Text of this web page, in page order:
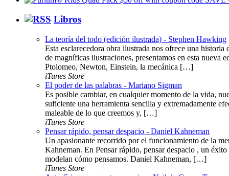
Libros
La teoría del todo (edición ilustrada) - Stephen Hawking
Esta esclarecedora obra ilustrada nos ofrece una
de magníficas ilustraciones, presentamos en esta
Ptolomeo, Newton, Einstein, la mecánica […]
iTunes Store
El poder de las palabras - Mariano Sigman
Es posible cambiar, en cualquier momento de la vida,
suficiente una herramienta sencilla y extremadamente
maleable de lo que creemos y, […]
iTunes Store
Pensar rápido, pensar despacio - Daniel Kahneman
Un apasionante recorrido por el funcionamiento de la
Kahneman. En Pensar rápido, pensar despacio , un
modelan cómo pensamos. Daniel Kahneman, […]
iTunes Store